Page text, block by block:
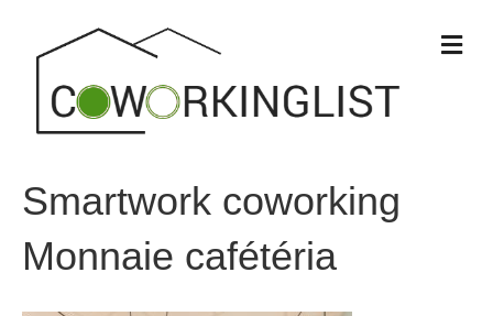
M
e
Smartwork coworking
Monnaie cafétéria